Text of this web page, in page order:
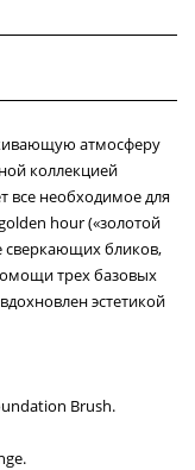
атмосферу
коллекцией
все необходимое для
hour («золотой
сверкающих бликов,
трех базовых
эстетикой
Brush.